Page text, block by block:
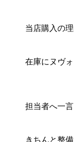
当店購入の
在庫にヌヴ
担当者へ一言
きちんと整